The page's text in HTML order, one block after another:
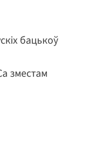
бацькоў
зместам